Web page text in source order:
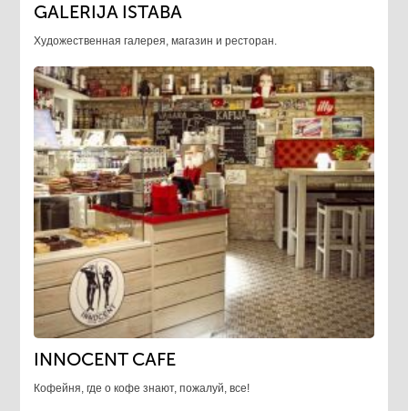
GALERIJA ISTABA
Художественная галерея, магазин и ресторан.
INNOCENT CAFE
Кофейня, где о кофе знают, пожалуй, все!